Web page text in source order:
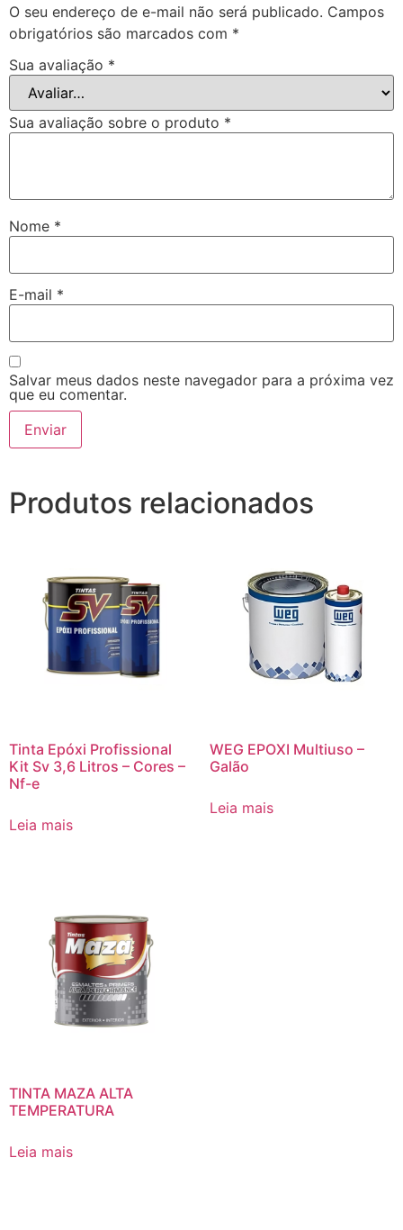
O seu endereço de e-mail não será publicado. Campos
obrigatórios são marcados com *
Sua avaliação *
Sua avaliação sobre o produto *
Nome *
E-mail *
Salvar meus dados neste navegador para a próxima vez
que eu comentar.
Produtos relacionados
Tinta Epóxi Profissional
Kit Sv 3,6 Litros – Cores –
Nf-e
Leia mais
WEG EPOXI Multiuso –
Galão
Leia mais
TINTA MAZA ALTA
TEMPERATURA
Leia mais